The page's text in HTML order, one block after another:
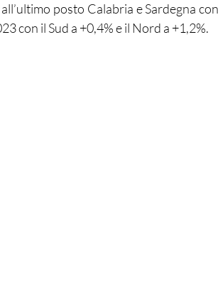
posto Calabria e Sardegna
con il Sud a +0,4% e il Nord a +1,2%.